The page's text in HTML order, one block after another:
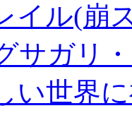
イル(崩
サガリ
い世界